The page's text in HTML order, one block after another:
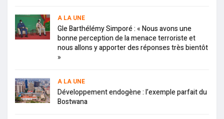
A LA UNE
Gle Barthélémy Simporé : « Nous avons une
bonne perception de la menace terroriste et
nous allons y apporter des réponses très bientôt
»
A LA UNE
Développement endogène : l’exemple parfait du
Bostwana